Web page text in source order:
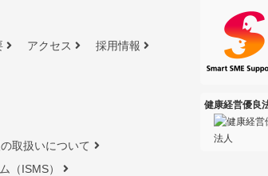
アクセス 採用情報
取扱いについて
（ISMS）
健康経営優良